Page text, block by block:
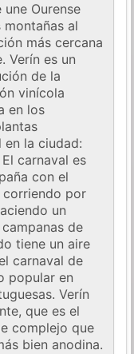
Ourense
al
más cercana
Verín es un
de la
vinícola
en los
en la ciudad:
carnaval es
con el
corriendo por
un
de
tiene un aire
carnaval de
popular en
Verín
que es el
complejo que
bien anodina.